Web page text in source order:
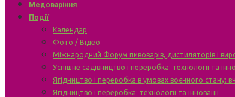
Медоваріння
Події
Календар
Фото / Відео
Міжнародний Форум пивоварів, дистиляторів і
Успішне садівництво і переробка: технології та
Ягідництво і переробка в умовах воєнного стану:
Ягідництво і переробка: технології та інновації